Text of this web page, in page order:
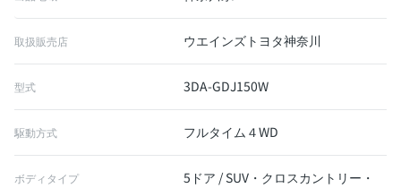
取扱販売店 ウエインズトヨタ神奈川
型式 3DA-GDJ150W
駆動方式 フルタイム４WD
ボディタイプ
5ドア / SUV・クロスカントリー・